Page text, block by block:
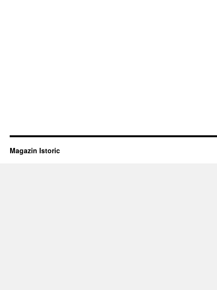
Magazin Istoric